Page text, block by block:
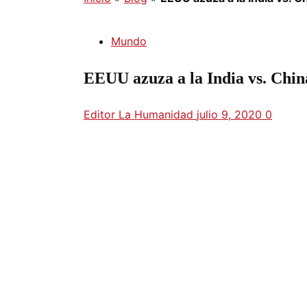
Mundo
EEUU azuza a la India vs.
Editor La Humanidad julio 9, 2020 0